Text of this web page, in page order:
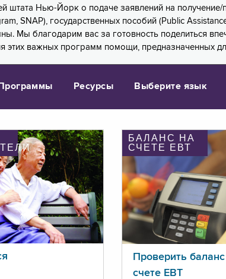
штата Нью-Йорк о подаче заявлений на
SNAP), государственных пособий (Public
Мы благодарим вас за готовность поделиться
этих важных программ помощи, предназначенных
Программы Ресурсы Выберите язык
БАЛАНС НА
СЧЕТЕ ЕВТ
Проверить
счете ЕВТ